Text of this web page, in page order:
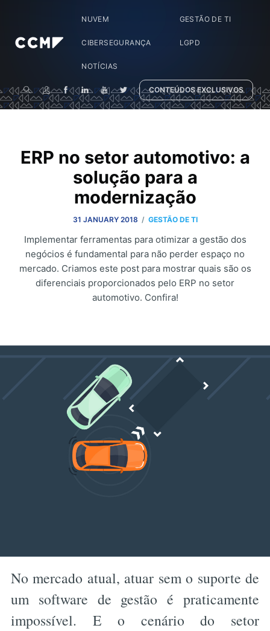
NUVEM GESTÃO DE TI
CIBERSEGURANÇA LGPD
NOTÍCIAS
CONTEÚDOS EXCLUSIVOS
ERP no setor automotivo: a
solução para a
modernização
31 JANUARY 2018 / GESTÃO DE TI
Implementar ferramentas para otimizar a gestão dos
negócios é fundamental para não perder espaço no
mercado. Criamos este post para mostrar quais são os
diferenciais proporcionados pelo ERP no setor
automotivo. Confira!
No mercado atual, atuar sem o suporte de
um software de gestão é praticamente
impossível. E o cenário do setor